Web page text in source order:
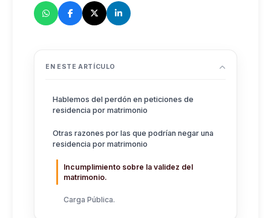
EN ESTE ARTÍCULO
Hablemos del perdón en peticiones de
residencia por matrimonio
Otras razones por las que podrían negar una
residencia por matrimonio
Incumplimiento sobre la validez del
matrimonio.
Carga Pública.